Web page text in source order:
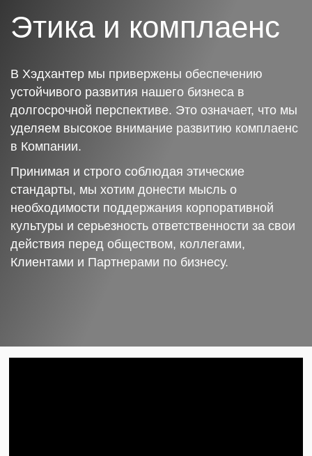
Этика и комплаенс
В Хэдхантер мы привержены обеспечению
устойчивого развития нашего бизнеса в
долгосрочной перспективе. Это означает, что мы
уделяем высокое внимание развитию комплаенс
в Компании.
Принимая и строго соблюдая этические
стандарты, мы хотим донести мысль о
необходимости поддержания корпоративной
культуры и серьезность ответственности за свои
действия перед обществом, коллегами,
Клиентами и Партнерами по бизнесу.